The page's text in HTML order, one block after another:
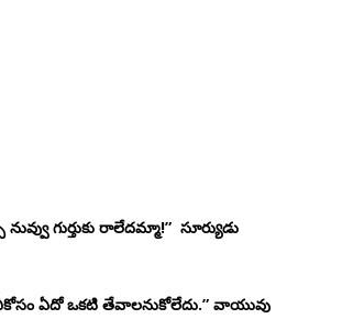
గుర్తుకు రాలేదమ్మా!” సూర్యుడు
ఏదో ఒకటి తేవాలనుకోలేదు.” వాయువు